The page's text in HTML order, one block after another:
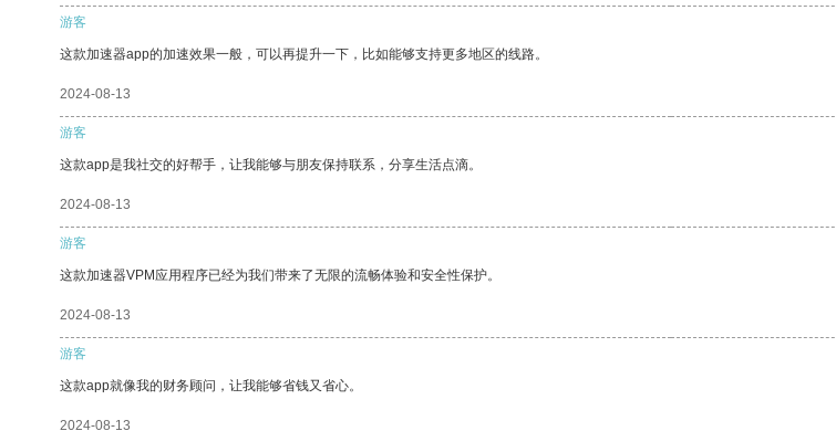
游客
这款加速器app的加速效果一般，可以再提升一下，比如能够支持更多地区的线路。
2024-08-13
游客
这款app是我社交的好帮手，让我能够与朋友保持联系，分享生活点滴。
2024-08-13
游客
这款加速器VPM应用程序已经为我们带来了无限的流畅体验和安全性保护。
2024-08-13
游客
这款app就像我的财务顾问，让我能够省钱又省心。
2024-08-13